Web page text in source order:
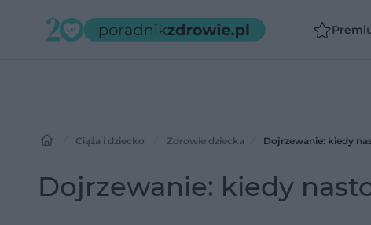
Ciąża i dziecko Zdrowie dziecka Dojrzewanie: kiedy
Dojrzewanie: kiedy